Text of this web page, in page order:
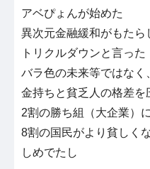
アベぴょんが始めた
異次元金融緩和がもたら
トリクルダウンと言った
バラ色の未来等ではなく
金持ちと貧乏人の格差を
2割の勝ち組（大企業）
8割の国民がより貧しく
しめでたし